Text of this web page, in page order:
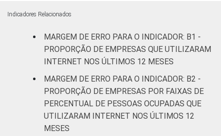
veículos
automotores e
motocicletas
2,4
armazenagem
e correio
2,5
Indicadores Relacionados
MARGEM DE ERRO PARA O INDICADOR: B1 -
PROPORÇÃO DE EMPRESAS QUE UTILIZARAM
INTERNET NOS ÚLTIMOS 12 MESES
MARGEM DE ERRO PARA O INDICADOR: B2 -
PROPORÇÃO DE EMPRESAS POR FAIXAS DE
PERCENTUAL DE PESSOAS OCUPADAS QUE
UTILIZARAM INTERNET NOS ÚLTIMOS 12
MESES